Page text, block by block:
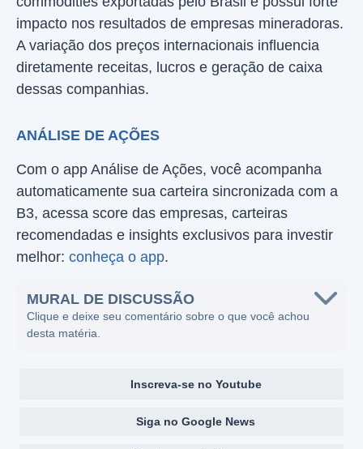
impacto nos resultados de empresas mineradoras.
A variação dos preços internacionais influencia
diretamente receitas, lucros e geração de caixa
dessas companhias.
ANÁLISE DE AÇÕES
Com o app Análise de Ações, você acompanha
automaticamente sua carteira sincronizada com a
B3, acessa score das empresas, carteiras
recomendadas e insights exclusivos para investir
melhor: conheça o app.
MURAL DE DISCUSSÃO
Clique e deixe seu comentário sobre o que você achou
desta matéria.
Inscreva-se no Youtube
Siga no Google News